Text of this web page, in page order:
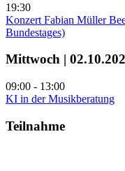
19:30
Konzert Fabian Müller
Bundestages)
Mittwoch |
09:00 - 13:00
KI in der Musikberatung
Teilnahme